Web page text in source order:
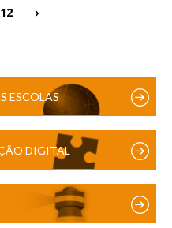
›
ESCOLAS
DIGITAL